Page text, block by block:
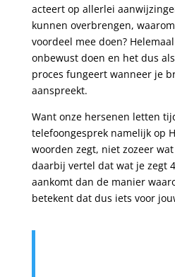
acteert op allerlei
kunnen overbrengen,
voordeel mee doen?
onbewust doen en het dus
proces fungeert wanneer je
aanspreekt.
Want onze hersenen letten
telefoongesprek namelijk op
woorden zegt, niet zozeer
daarbij vertel dat wat je zegt
aankomt dan de manier
betekent dat dus iets voor